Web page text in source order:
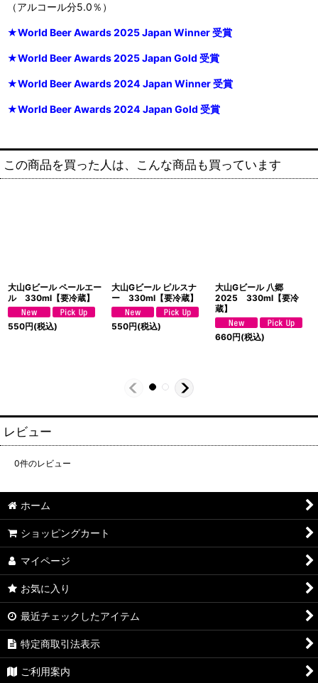
（アルコール分5.0％）
★World Beer Awards 2025 Japan Winner 受賞
★World Beer Awards 2025 Japan Gold 受賞
★World Beer Awards 2024 Japan Winner 受賞
★World Beer Awards 2024 Japan Gold 受賞
この商品を買った人は、こんな商品も買っています
大山Gビール ペールエー
ル 330ml【要冷蔵】
550円(税込)
大山Gビール ピルスナ
ー 330ml【要冷蔵】
550円(税込)
大山Gビール 八郷
2025 330ml【要冷
蔵】
660円(税込)
レビュー
0件のレビュー
ホーム
ショッピングカート
マイページ
お気に入り
最近チェックしたアイテム
特定商取引法表示
ご利用案内